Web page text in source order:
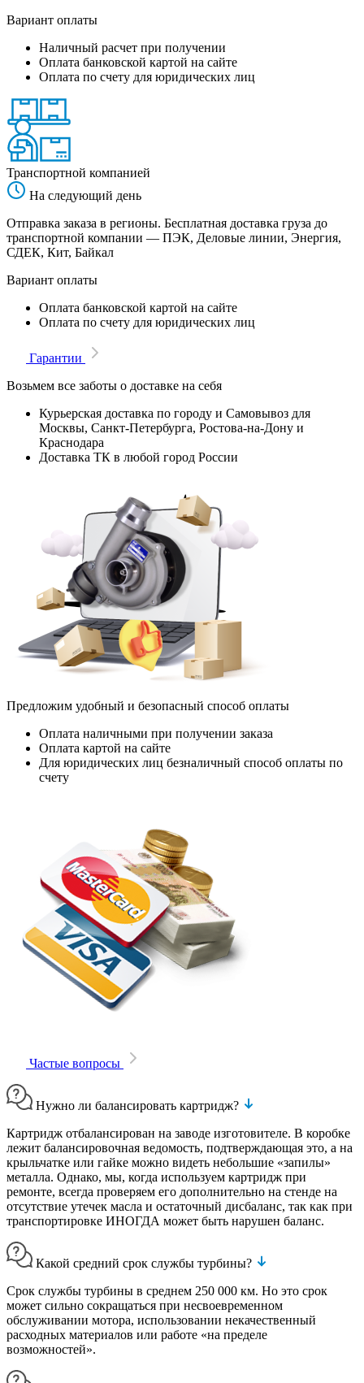
Вариант оплаты
Наличный расчет при получении
Оплата банковской картой на сайте
Оплата по счету для юридических лиц
Транспортной компанией
На следующий день
Отправка заказа в регионы. Бесплатная доставка груза до
транспортной компании — ПЭК, Деловые линии, Энергия,
СДЕК, Кит, Байкал
Вариант оплаты
Оплата банковской картой на сайте
Оплата по счету для юридических лиц
Гарантии
Возьмем все заботы о доставке на себя
Курьерская доставка по городу и Самовывоз для
Москвы, Санкт-Петербурга, Ростова-на-Дону и
Краснодара
Доставка ТК в любой город России
Предложим удобный и безопасный способ оплаты
Оплата наличными при получении заказа
Оплата картой на сайте
Для юридических лиц безналичный способ оплаты по
счету
Частые вопросы
Нужно ли балансировать картридж?
Картридж отбалансирован на заводе изготовителе. В коробке
лежит балансировочная ведомость, подтверждающая это, а на
крыльчатке или гайке можно видеть небольшие «запилы»
металла. Однако, мы, когда используем картридж при
ремонте, всегда проверяем его дополнительно на стенде на
отсутствие утечек масла и остаточный дисбаланс, так как при
транспортировке ИНОГДА может быть нарушен баланс.
Какой средний срок службы турбины?
Срок службы турбины в среднем 250 000 км. Но это срок
может сильно сокращаться при несвоевременном
обслуживании мотора, использовании некачественный
расходных материалов или работе «на пределе
возможностей».